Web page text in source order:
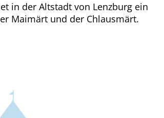
in der Altstadt von Lenzburg ein
Maimärt und der Chlausmärt.